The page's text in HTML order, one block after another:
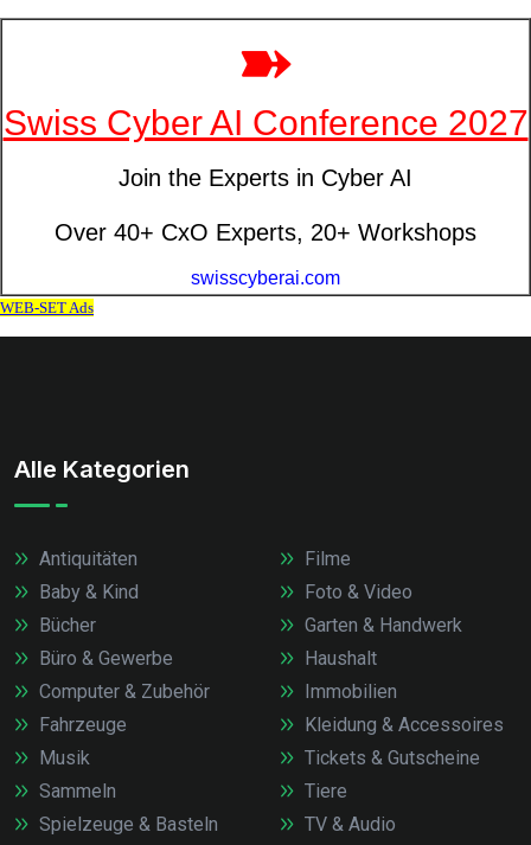
Alle Kategorien
Antiquitäten
Baby & Kind
Bücher
Büro & Gewerbe
Computer & Zubehör
Fahrzeuge
Filme
Foto & Video
Garten & Handwerk
Haushalt
Immobilien
Kleidung & Accessoires
Musik
Sammeln
Spielzeuge & Basteln
Tickets & Gutscheine
Tiere
TV & Audio